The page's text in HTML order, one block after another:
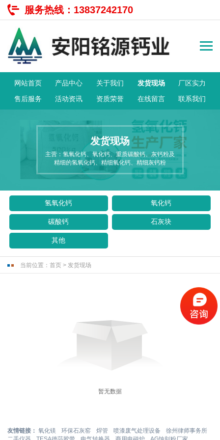
服务热线： 13837242170
网站首页 产品中心 关于我们 发货现场
厂区实力
售后服务
活动资讯 资质荣誉 在线留言 联系我们
发货现场
主营：氢氧化钙、氧化钙、重质碳酸钙、灰钙粉及
精细的氢氧化钙、精细氧化钙、精细灰钙粉
氢氧化钙 氧化钙
碳酸钙 石灰块
其他
当前位置： 首页 > 发货现场
暂无数据
友情链接： 氧化镁 环保石灰窑 焊管 喷漆废气处理设备
徐州律师事务所